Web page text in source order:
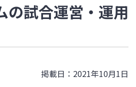
の試合運営・運用
掲載日：2021年10月1日